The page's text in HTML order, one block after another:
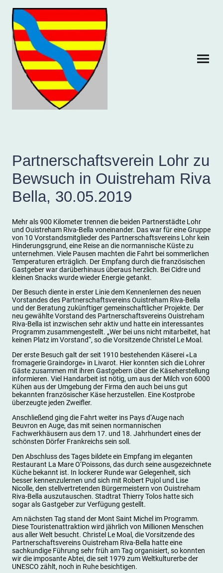
Partnerschaftsverein Lohr zu
Bewsuch in Ouistreham Riva
Bella, 30.05.2019
Mehr als 900 Kilometer trennen die beiden Partnerstädte Lohr
und Ouistreham Riva-Bella voneinander. Das war für eine Gruppe
von 10 Vorstandsmitglieder des Partnerschaftsvereins Lohr kein
Hinderungsgrund, eine Reise an die normannische Küste zu
unternehmen. Viele Pausen machten die Fahrt bei sommerlichen
Temperaturen erträglich. Der Empfang durch die französischen
Gastgeber war darüberhinaus überaus herzlich. Bei Cidre und
kleinen Snacks wurde wieder Energie getankt.
Der Besuch diente in erster Linie dem Kennenlernen des neuen
Vorstandes des Partnerschaftsvereins Ouistreham Riva-Bella
und der Beratung zukünftiger gemeinschaftlicher Projekte. Der
neu gewählte Vorstand des Partnerschaftsvereins Ouistreham
Riva-Bella ist inzwischen sehr aktiv und hatte ein interessantes
Programm zusammengestellt. „Wer bei uns nicht mitarbeitet, hat
keinen Platz im Vorstand“, so die Vorsitzende Christel Le Moal.
Der erste Besuch galt der seit 1910 bestehenden Käserei «La
fromagerie Graindorge» in Livarot. Hier konnten sich die Lohrer
Gäste zusammen mit ihren Gastgebern über die Käseherstellung
informieren. Viel Handarbeit ist nötig, um aus der Milch von 6000
Kühen aus der Umgebung der Firma den auch bei uns gut
bekannten französischer Käse herzustellen. Eine Kostprobe
überzeugte jeden Zweifler.
Anschließend ging die Fahrt weiter ins Pays d‘Auge nach
Beuvron en Auge, das mit seinen normannischen
Fachwerkhäusern aus dem 17. und 18. Jahrhundert eines der
schönsten Dörfer Frankreichs sein soll.
Den Abschluss des Tages bildete ein Empfang im eleganten
Restaurant La Mare O‘Poissons, das durch seine ausgezeichnete
Küche bekannt ist. In lockerer Runde war Gelegenheit, sich
besser kennenzulernen und sich mit Robert Pujol und Lise
Nicolle, den stellvertretenden Bürgermeistern von Ouistreham
Riva-Bella auszutauschen. Stadtrat Thierry Tolos hatte sich
sogar als Gastgeber zur Verfügung gestellt.
Am nächsten Tag stand der Mont Saint Michel im Programm.
Diese Touristenattraktion wird jährlich von Millionen Menschen
aus aller Welt besucht. Christel Le Moal, die Vorsitzende des
Partnerschaftsvereins Ouistreham Riva-Bella hatte eine
sachkundige Führung sehr früh am Tag organisiert, so konnten
wir die imposante Abtei, die seit 1979 zum Weltkulturerbe der
UNESCO zählt, noch in Ruhe besichtigen.